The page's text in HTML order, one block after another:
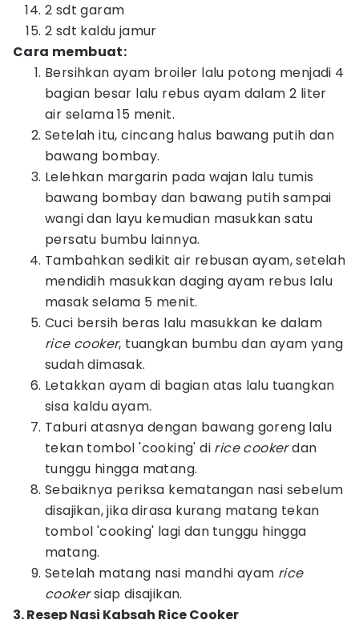
2 sdt garam
2 sdt kaldu jamur
Cara membuat:
Bersihkan ayam broiler lalu potong menjadi 4
bagian besar lalu rebus ayam dalam 2 liter
air selama 15 menit.
Setelah itu, cincang halus bawang putih dan
bawang bombay.
Lelehkan margarin pada wajan lalu tumis
bawang bombay dan bawang putih sampai
wangi dan layu kemudian masukkan satu
persatu bumbu lainnya.
Tambahkan sedikit air rebusan ayam, setelah
mendidih masukkan daging ayam rebus lalu
masak selama 5 menit.
Cuci bersih beras lalu masukkan ke dalam
rice cooker, tuangkan bumbu dan ayam yang
sudah dimasak.
Letakkan ayam di bagian atas lalu tuangkan
sisa kaldu ayam.
Taburi atasnya dengan bawang goreng lalu
tekan tombol 'cooking' di rice cookerdan
tunggu hingga matang.
Sebaiknya periksa kematangan nasi sebelum
disajikan, jika dirasa kurang matang tekan
tombol 'cooking' lagi dan tunggu hingga
matang.
Setelah matang nasi mandhi ayam rice
cookersiap disajikan.
3. Resep Nasi Kabsah Rice Cooker